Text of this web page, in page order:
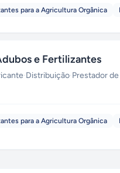
para a Agricultura Orgânica
e Fertilizantes
·Distribuição·Prestador
para a Agricultura Orgânica